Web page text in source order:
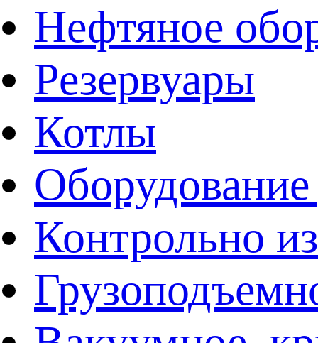
Нефтяное
Резервуары
Котлы
Контрольно